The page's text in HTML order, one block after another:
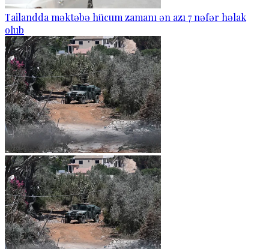
Tailandda məktəbə hücum zamanı ən azı 7 nəfər həlak
olub